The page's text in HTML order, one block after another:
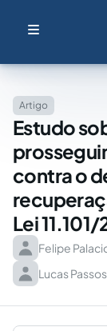
Artigo
Estudo
contra o
Lei
Felipe
Lucas